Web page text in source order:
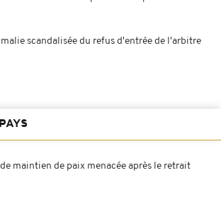
scandalisée du refus d'entrée de l'arbitre
maintien de paix menacée après le retrait